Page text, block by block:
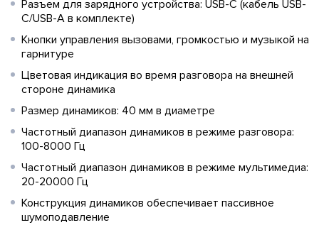
Разъем для зарядного устройства: USB-C (кабель USB-
C/USB-A в комплекте)
Кнопки управления вызовами, громкостью и музыкой на
гарнитуре
Цветовая индикация во время разговора на внешней
стороне динамика
Размер динамиков: 40 мм в диаметре
Частотный диапазон динамиков в режиме разговора:
100-8000 Гц
Частотный диапазон динамиков в режиме мультимедиа:
20-20000 Гц
Конструкция динамиков обеспечивает пассивное
шумоподавление